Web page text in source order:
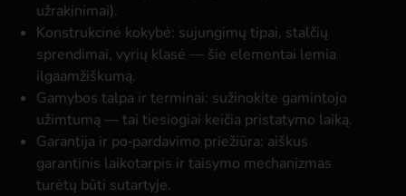
užrakinimai).
Konstrukcinė kokybė: sujungimų tipai, stalčių
sprendimai, vyrių klasė — šie elementai lemia
ilgaamžiškumą.
Gamybos talpa ir terminai: sužinokite gamintojo
užimtumą — tai tiesiogiai keičia pristatymo laiką.
Garantija ir po‑pardavimo priežiūra: aiškus
garantinis laikotarpis ir taisymo mechanizmas
turėtų būti sutartyje.